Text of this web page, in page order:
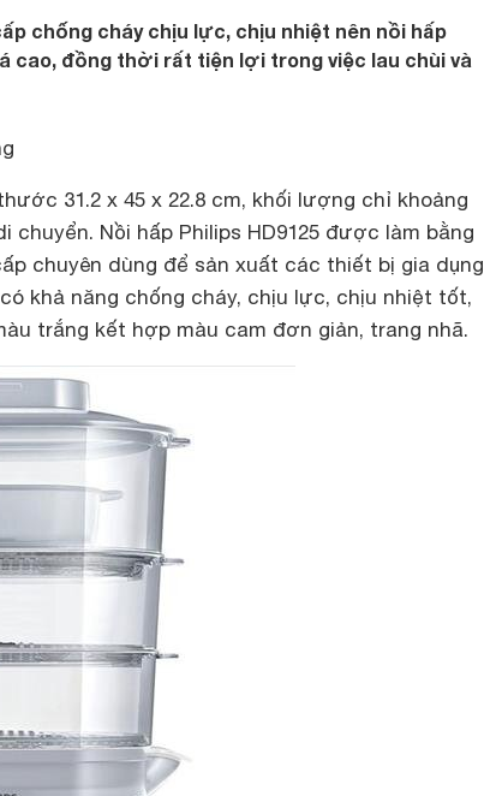
chống cháy chịu lực, chịu nhiệt nên nồi hấp
cao, đồng thời rất tiện lợi trong việc lau chùi và
31.2 x 45 x 22.8 cm, khối lượng chỉ khoảng
chuyển. Nồi hấp Philips HD9125 được làm bằng
chuyên dùng để sản xuất các thiết bị gia dụng
khả năng chống cháy, chịu lực, chịu nhiệt tốt,
trắng kết hợp màu cam đơn giản, trang nhã.